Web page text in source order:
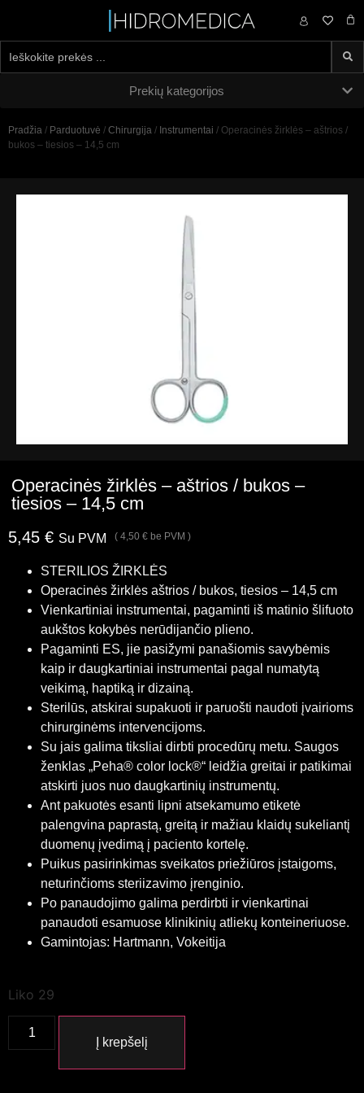
0,00 €
Prekių kategorijos
Pradžia / Parduotuvė / Chirurgija / Instrumentai / Operacinės žirklės – aštrios /
bukos – tiesios – 14,5 cm
Operacinės žirklės – aštrios / bukos –
tiesios – 14,5 cm
5,45 € Su PVM ( 4,50 € be PVM )
STERILIOS ŽIRKLĖS
Operacinės žirklės aštrios / bukos, tiesios – 14,5 cm
Vienkartiniai instrumentai, pagaminti iš matinio šlifuoto
aukštos kokybės nerūdijančio plieno.
Pagaminti ES, jie pasižymi panašiomis savybėmis
kaip ir daugkartiniai instrumentai pagal numatytą
veikimą, haptiką ir dizainą.
Sterilūs, atskirai supakuoti ir paruošti naudoti įvairioms
chirurginėms intervencijoms.
Su jais galima tiksliai dirbti procedūrų metu. Saugos
ženklas „Peha® color lock®“ leidžia greitai ir patikimai
atskirti juos nuo daugkartinių instrumentų.
Ant pakuotės esanti lipni atsekamumo etiketė
palengvina paprastą, greitą ir mažiau klaidų sukeliantį
duomenų įvedimą į paciento kortelę.
Puikus pasirinkimas sveikatos priežiūros įstaigoms,
neturinčioms steriizavimo įrenginio.
Po panaudojimo galima perdirbti ir vienkartinai
panaudoti esamuose klinikinių atliekų konteineriuose.
Gamintojas: Hartmann, Vokeitija
Liko 29
Į krepšelį